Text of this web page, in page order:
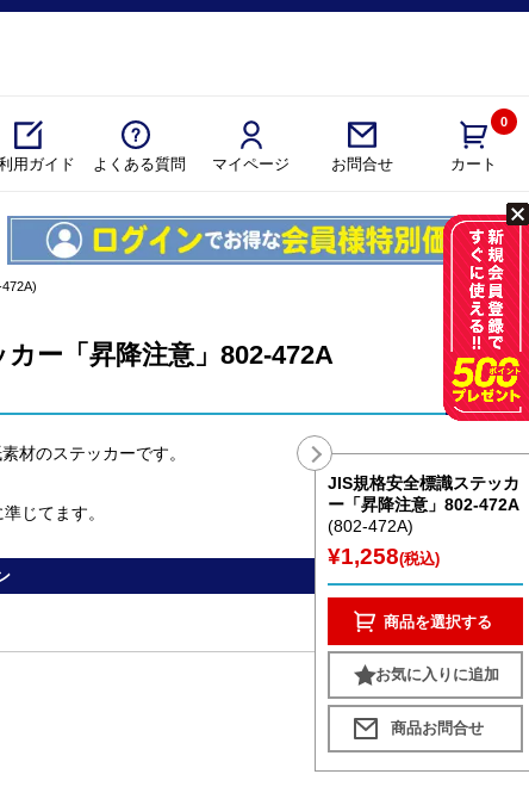
用ガイド よくある質問 マイページ お問合せ カート
0
ー「昇降注意」802-472A
材のステッカーです。
じてます。
JIS規格安全標識ステッカ
ー「昇降注意」802-472A
(802-472A)
¥1,258(税込)
商品を選択する
お気に入りに追加